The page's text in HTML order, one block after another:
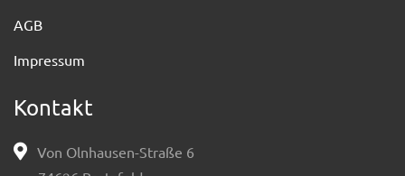
AGB
Impressum
Kontakt
Von Olnhausen-Straße 6